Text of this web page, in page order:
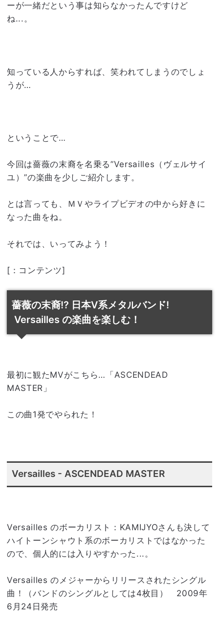
ーが一緒だという事は知らなかったんですけど
ね...。
知っている人からすれば、笑われてしまうのでしょ
うが…
ということで…
今回は薔薇の末裔を名乗る”Versailles（ヴェルサイ
ユ）”の楽曲を少しご紹介します。
とは言っても、ＭＶやライプビデオの中から好きに
なった曲をね。
それでは、いってみよう！
[：コンテンツ]
薔薇の末裔!? 日本V系メタルバンド!
Versailles の楽曲を楽しむ！
最初に観たMVがこちら…「ASCENDEAD
MASTER」
この曲1発でやられた！
Versailles - ASCENDEAD MASTER
Versailles のボーカリスト：KAMIJYOさんも決して
ハイトーンシャウト系のボーカリストではなかった
ので、個人的には入りやすかった...。
Versailles のメジャーからリリースされたシングル
曲！（バンドのシングルとしては4枚目） 2009年
6月24日発売